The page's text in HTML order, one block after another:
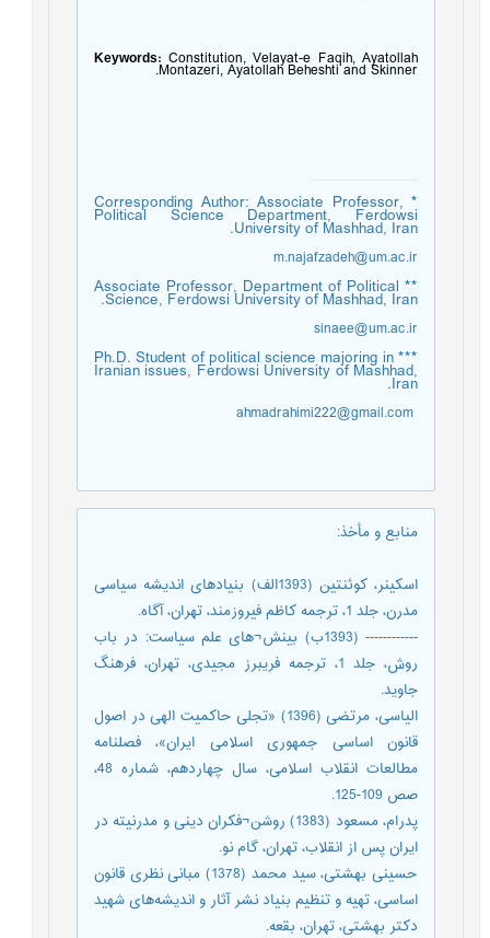
Keywords: Constitution, Velayat-e Faqih, Ayatollah
Montazeri, Ayatollah Beheshti and Skinner.
Corresponding Author: Associate Professor,
Political Science Department, Ferdowsi
University of Mashhad, Iran.
m.najafzadeh@um.ac.ir
**
Associate Professor, Department of Political
Science, Ferdowsi University of Mashhad, Iran.
sinaee@um.ac.ir
***
Ph.D. Student of political science majoring in
Iranian issues, Ferdowsi University of Mashhad,
Iran.
ahmadrahimi222@gmail.com
منابع و مأخذ:
اسکینر، کوئنتین (1393الف) بنیادهای اندیشه سیاسی
مدرن، جلد 1، ترجمه کاظم فیروزمند، تهران، آگاه.
------------ (1393ب) بینش¬های علم سیاست: در باب
روش، جلد 1، ترجمه فریبرز مجیدی، تهران، فرهنگ
جاوید.
الیاسی، مرتضی (1396) «تجلی حاکمیت الهی در اصول
قانون اساسی جمهوری اسلامی ایران»، فصلنامه
مطالعات انقلاب اسلامی، سال چهاردهم، شماره 48،
صص 109-125.
پدرام، مسعود (1383) روشن¬فکران دینی و مدرنیته در
ایران پس از انقلاب، تهران، گام نو.
حسینی بهشتی، سید محمد (1378) مبانی نظری قانون
اساسی، تهیه و تنظیم بنیاد نشر آثار و اندیشه‌های شهید
دکتر بهشتی، تهران، بقعه.